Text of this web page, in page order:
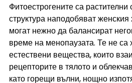
Фитоестрогените са
структура наподобяват
могат нежно да балансират
време на менопаузата. Те не са
естествени вещества, които
рецепторите в тялото и
като горещи вълни, нощно